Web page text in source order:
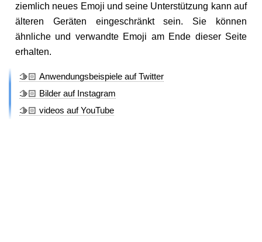
ziemlich neues Emoji und seine Unterstützung kann auf
älteren Geräten eingeschränkt sein. Sie können
ähnliche und verwandte Emoji am Ende dieser Seite
erhalten.
🫱🏻 Anwendungsbeispiele auf Twitter
🫱🏻 Bilder auf Instagram
🫱🏻 videos auf YouTube